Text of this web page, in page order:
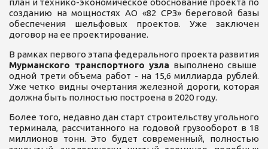
план и технико-экономическое обоснование проекта по
созданию на мощностях АО «82 СРЗ» береговой базы
обеспечения шельфовых проектов. Уже заключен
договор на ее проектирование.
В рамках первого этапа федерального проекта развития
Мурманского транспортного узла выполнено свыше
одной трети объема работ - на 15,6 миллиарда рублей.
Уже четко видны очертания железной дороги, которая
должна быть полностью построена в 2020 году.
Более того, недавно дан старт строительству угольного
терминала, рассчитанного на годовой грузооборот в 18
миллионов тонн. Это будет современный, полностью